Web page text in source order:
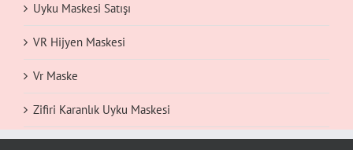
Uyku Maskesi Satışı
VR Hijyen Maskesi
Vr Maske
Zifiri Karanlık Uyku Maskesi